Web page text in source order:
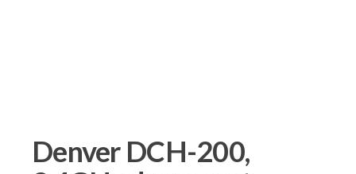
Denver DCH-200,